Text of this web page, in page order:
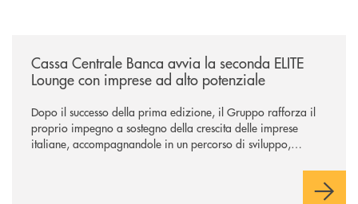
Cassa Centrale Banca avvia la seconda ELITE
Lounge con imprese ad alto potenziale
Dopo il successo della prima edizione, il Gruppo rafforza il
proprio impegno a sostegno della crescita delle imprese
italiane, accompagnandole in un percorso di sviluppo,